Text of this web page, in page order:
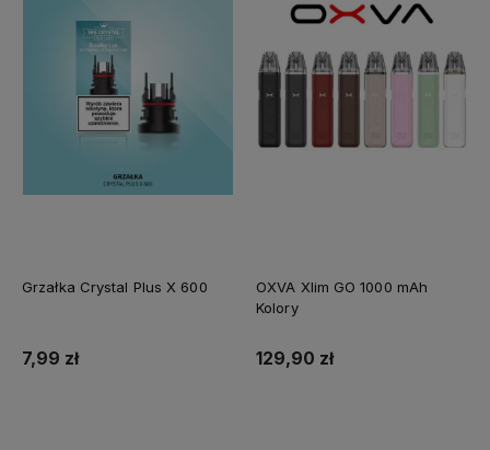
Grzałka Crystal Plus X 600
7,99 zł
OXVA Xlim GO 1000 mAh
Kolory
129,90 zł